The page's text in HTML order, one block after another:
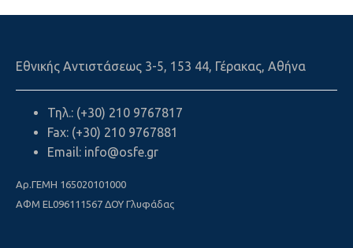
Εθνικής Αντιστάσεως 3-5, 153 44, Γέρακας, Αθήνα
Τηλ.: (+30) 210 9767817
Fax: (+30) 210 9767881
Email: info@osfe.gr
Aρ.ΓΕΜΗ 165020101000
ΑΦΜ EL 096111567 ΔΟΥ Γλυφάδας